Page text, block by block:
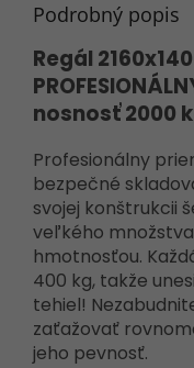
Podrobný popis
Regál
nosnosť 2000
Profesionálny
bezpečné
svojej konštrukcii
veľkého
hmotnosťou.
400 kg, takže
tehiel!
zaťažovať
jeho pevnosť.